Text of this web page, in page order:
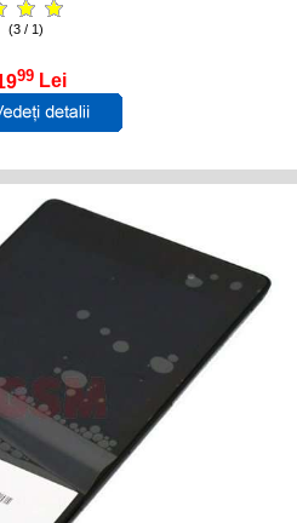
(3 / 1)
99 Lei